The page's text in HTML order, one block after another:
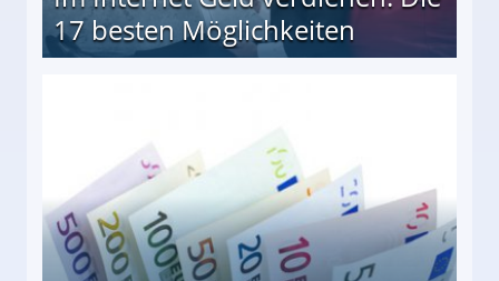
17 besten Möglichkeiten